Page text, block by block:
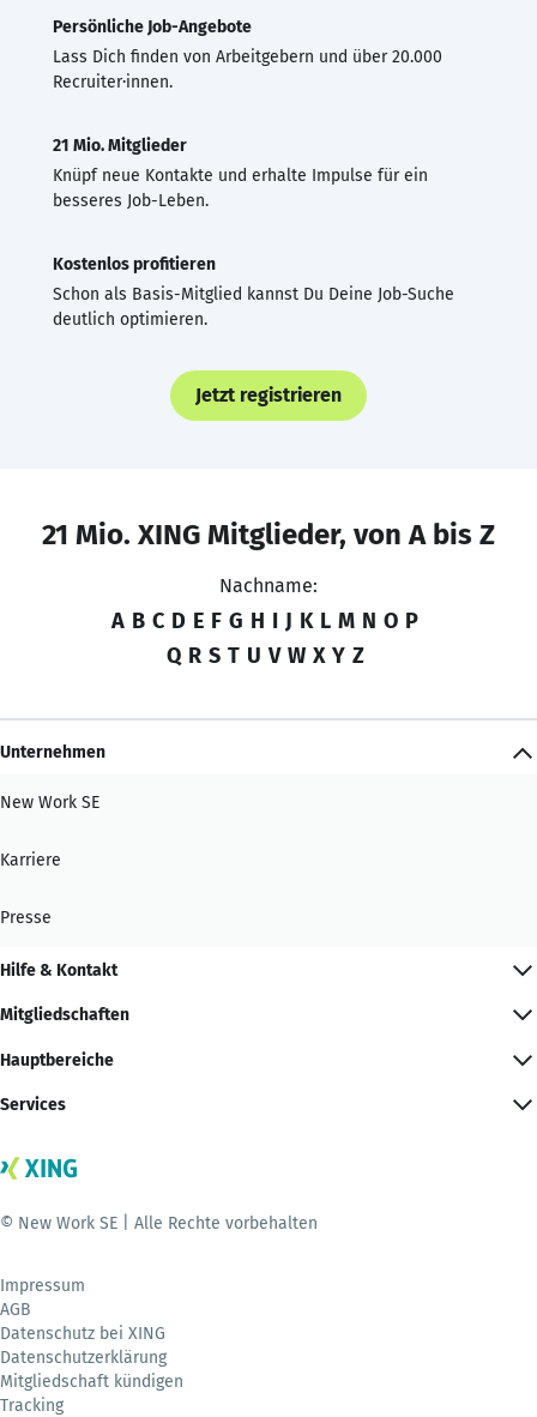
Persönliche Job-Angebote
Lass Dich finden von Arbeitgebern und über 20.000
Recruiter·innen.
21 Mio. Mitglieder
Knüpf neue Kontakte und erhalte Impulse für ein
besseres Job-Leben.
Kostenlos profitieren
Schon als Basis-Mitglied kannst Du Deine Job-Suche
deutlich optimieren.
Jetzt registrieren
21 Mio. XING Mitglieder, von A bis Z
Nachname:
A B C D E F G H I J K L M N O P
Q R S T U V W X Y Z
Unternehmen
New Work SE
Karriere
Presse
Hilfe & Kontakt
Mitgliedschaften
Hauptbereiche
Services
© New Work SE | Alle Rechte vorbehalten
Impressum
AGB
Datenschutz bei XING
Datenschutzerklärung
Mitgliedschaft kündigen
Tracking